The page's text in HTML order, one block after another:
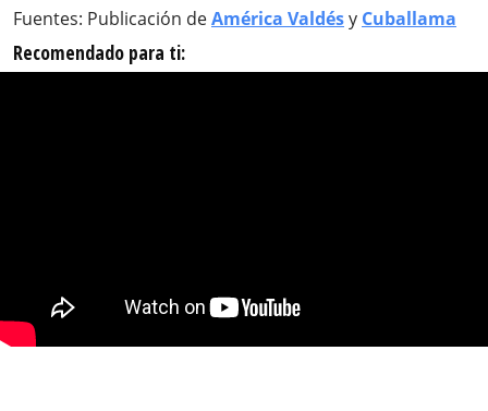
Fuentes: Publicación deAmérica Valdésy Cuballama
Recomendado para ti: